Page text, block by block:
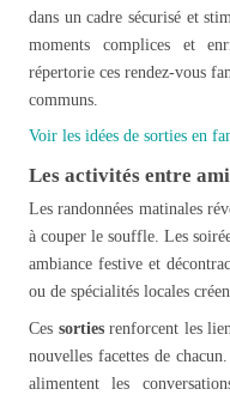
dans un cadre sécurisé et
moments complices et
répertorie ces rendez-vous
communs.
Voir les idées de sorties en
Les activités entre
Les randonnées matinales
à couper le souffle. Les
ambiance festive et
ou de spécialités locales
Ces sortiesrenforcent les
nouvelles facettes de
alimentent les